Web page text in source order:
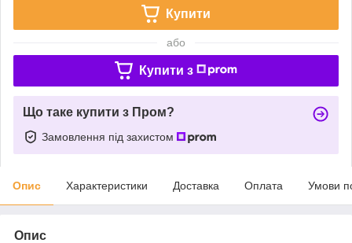
Купити
або
Купити з
Що таке купити з Пром?
Замовлення під захистом
Опис Характеристики Доставка Оплата Умови
Опис